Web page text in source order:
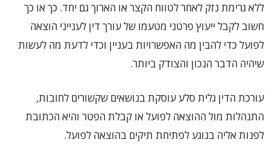
ללא גרימת נזק לאחר לטווח הקצר או הארוך גם יחד. כך או כך
חשוב לקבל ייעוץ פרטני מטעמו של עורך דין לענייני הוצאה
לפועל כדי להבין מה האפשרויות בעניין וכדי לדעת מה לעשות
שיהיה הדבר הנכון והצודק ביותר.
עורכת הדין גלית סלע עוסקת בנושאים שקשורים לחובות,
התנהלות מול ההוצאה לפועל או קבלת הפטר והיא הכתובת
לפנות אליה בנוגע לפתיחת תיקים בהוצאה לפועל.